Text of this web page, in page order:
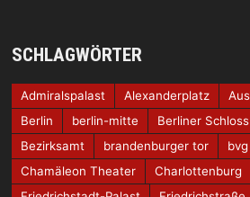
SCHLAGWÖRTER
Admiralspalast Alexanderplatz
Berlin
berlin-mitte Berliner Schloss
Bezirksamt
brandenburger tor
bvg
Chamäleon Theater
Charlottenburg